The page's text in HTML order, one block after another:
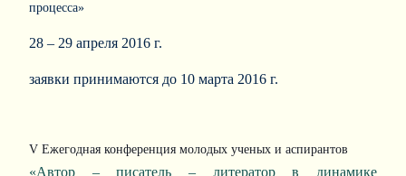
процесса»
28 – 29 апреля 2016 г.
заявки принимаются до 10 марта 2016 г.
V Ежегодная конференция молодых ученых и аспирантов
«Автор – писатель – литератор в динамике